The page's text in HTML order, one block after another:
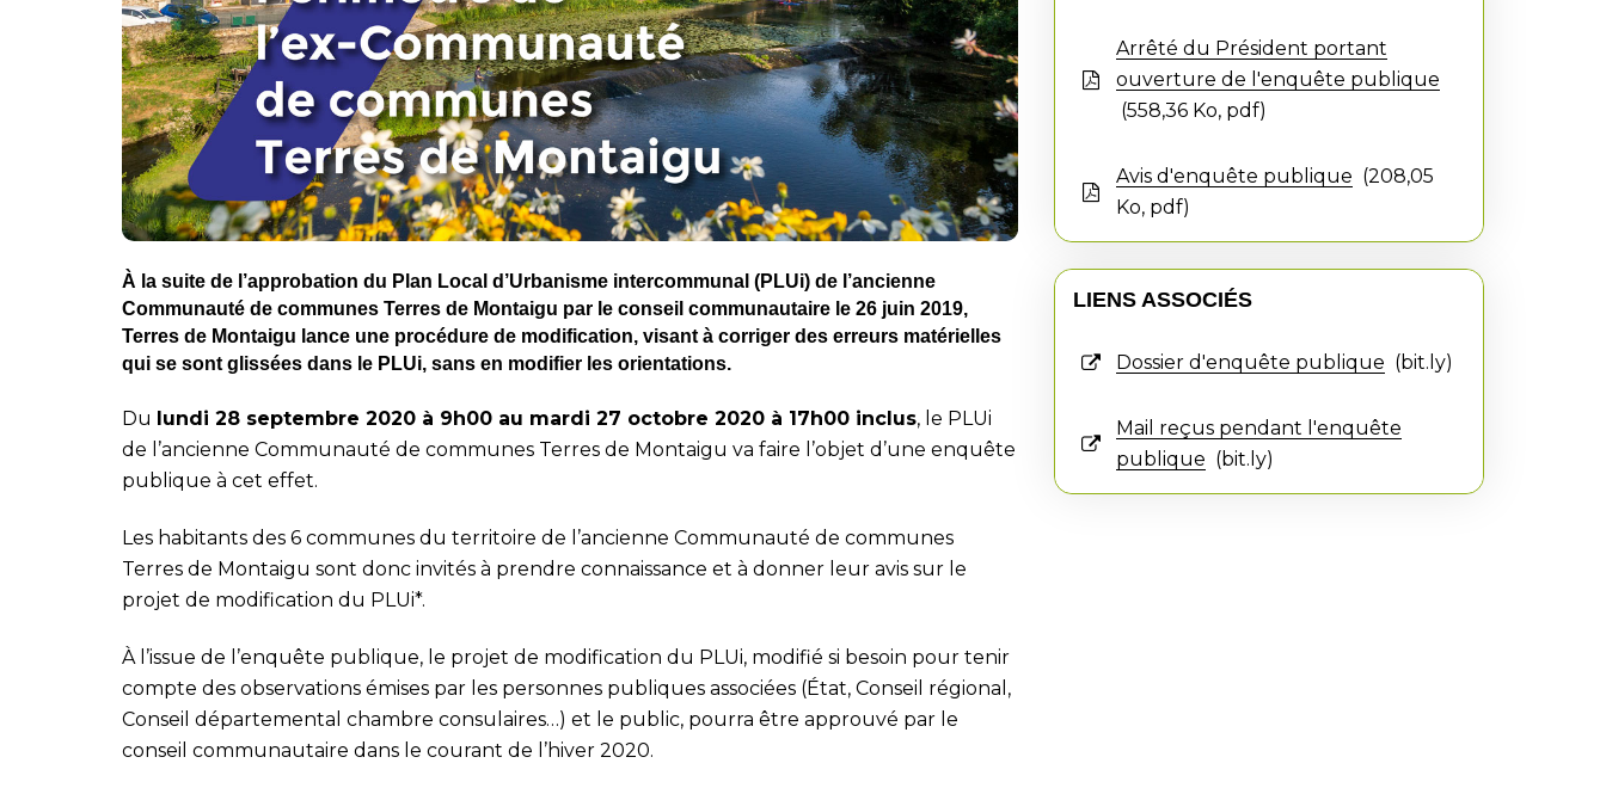
À la suite de l’approbation du Plan Local d’Urbanisme intercommunal (PLUi) de l’ancienne
Communauté de communes Terres de Montaigu par le conseil communautaire le 26 juin 2019,
Terres de Montaigu lance une procédure de modification, visant à corriger des erreurs matérielles
qui se sont glissées dans le PLUi, sans en modifier les orientations.
Du lundi 28 septembre 2020 à 9h00 au mardi 27 octobre 2020 à 17h00 inclus, le PLUi
de l’ancienne Communauté de communes Terres de Montaigu va faire l’objet d’une enquête
publique à cet effet.
Les habitants des 6 communes du territoire de l’ancienne Communauté de communes
Terres de Montaigu sont donc invités à prendre connaissance et à donner leur avis sur le
projet de modification du PLUi*.
À l’issue de l’enquête publique, le projet de modification du PLUi, modifié si besoin pour tenir
compte des observations émises par les personnes publiques associées (État, Conseil régional,
Conseil départemental chambre consulaires…) et le public, pourra être approuvé par le
conseil communautaire dans le courant de l’hiver 2020.
Arrêté du Président portant
ouverture de l'enquête publique
558,36 Ko, pdf
Avis d'enquête publique
208,05
Ko, pdf
LIENS ASSOCIÉS
Dossier d'enquête publique bit.ly
Mail reçus pendant l'enquête
publique
bit.ly